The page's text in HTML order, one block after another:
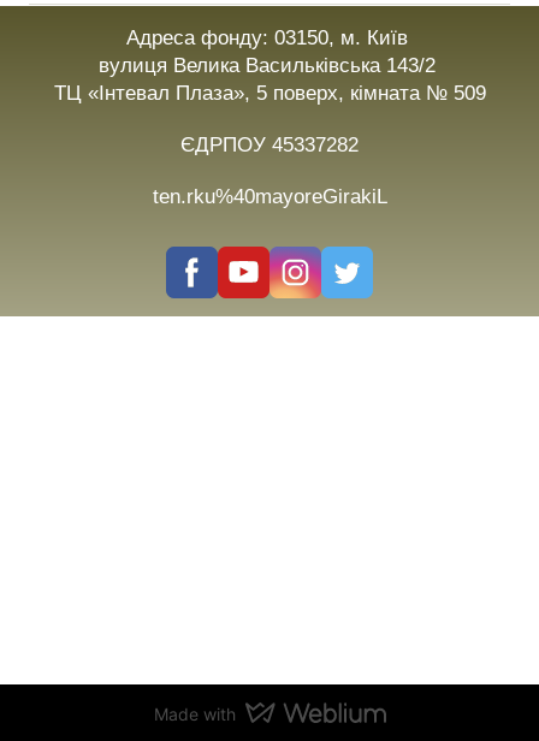
Адреса фонду: 03150, м. Київ
вулиця Велика Васильківська 143/2
ТЦ «Інтевал Плаза», 5 поверх, кімната № 509
ЄДРПОУ 45337282
ten.rku%40mayoreGirakiL
Made with